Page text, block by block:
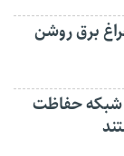
برق روشن
شبکه حفاظت